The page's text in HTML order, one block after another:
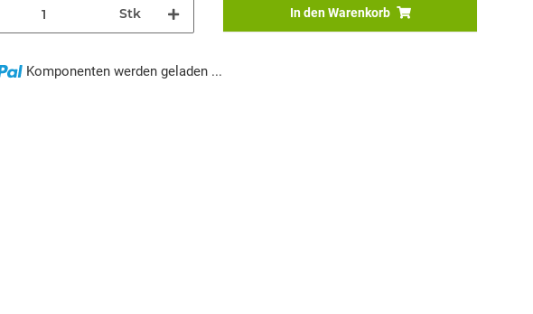
Stk In den Warenkorb
Komponenten werden geladen ...